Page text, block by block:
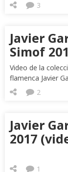
3
Javier
Simof
Video de la
flamenca Javier
2
Javier
2017
1